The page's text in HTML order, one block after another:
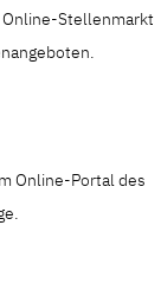
Online-Stellenmarkt
Online-Portal des